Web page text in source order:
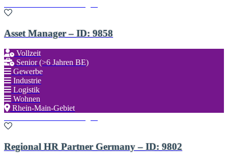
Asset Manager – ID: 9858
Vollzeit
Senior (>6 Jahren BE)
Gewerbe
Industrie
Logistik
Wohnen
Rhein-Main-Gebiet
Regional HR Partner Germany – ID: 9802